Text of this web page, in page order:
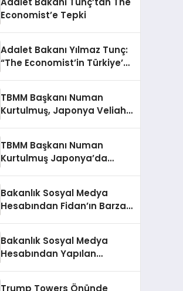
Economist’e Tepki
Adalet Bakanı Yılmaz Tunç:
“The Economist’in Türkiye’ye
TBMM Başkanı Numan
Kurtulmuş, Japonya Veliaht
TBMM Başkanı Numan
Kurtulmuş Japonya’da
Bakanlık Sosyal Medya
Hesabından Fidan’ın Barzani
Bakanlık Sosyal Medya
Hesabından Yapılan
Trump Towers Önünde